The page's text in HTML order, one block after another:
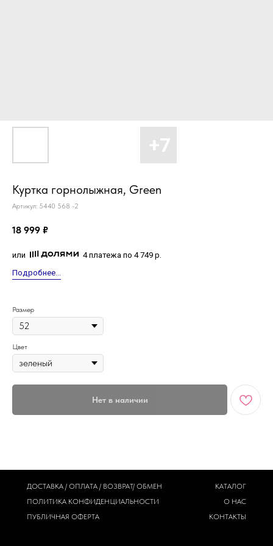
Куртка горнолыжная, Green
Артикул: 5440 568 -2
18 999 ₽
или
4 платежа по 4 749 р.
Подробнее...
Размер
Цвет
Нет в наличии
ДОСТАВКА / ОПЛАТА / ВОЗВРАТ/ ОБМЕН
ПОЛИТИКА КОНФИДЕНЦИАЛЬНОСТИ
ПУБЛИЧНАЯ ОФЕРТА
КАТАЛОГ
О НАС
КОНТАКТЫ